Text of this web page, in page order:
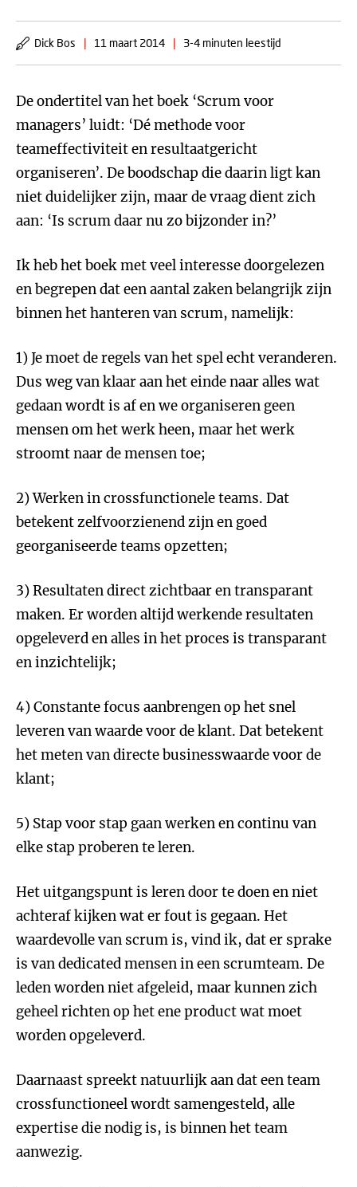
Dick Bos | 11 maart 2014 | 3-4 minuten leestijd
De ondertitel van het boek ‘Scrum voor
managers’ luidt: ‘Dé methode voor
teameffectiviteit en resultaatgericht
organiseren’. De boodschap die daarin ligt kan
niet duidelijker zijn, maar de vraag dient zich
aan: ‘Is scrum daar nu zo bijzonder in?’
Ik heb het boek met veel interesse doorgelezen
en begrepen dat een aantal zaken belangrijk zijn
binnen het hanteren van scrum, namelijk:
1) Je moet de regels van het spel echt veranderen.
Dus weg van klaar aan het einde naar alles wat
gedaan wordt is af en we organiseren geen
mensen om het werk heen, maar het werk
stroomt naar de mensen toe;
2) Werken in crossfunctionele teams. Dat
betekent zelfvoorzienend zijn en goed
georganiseerde teams opzetten;
3) Resultaten direct zichtbaar en transparant
maken. Er worden altijd werkende resultaten
opgeleverd en alles in het proces is transparant
en inzichtelijk;
4) Constante focus aanbrengen op het snel
leveren van waarde voor de klant. Dat betekent
het meten van directe businesswaarde voor de
klant;
5) Stap voor stap gaan werken en continu van
elke stap proberen te leren.
Het uitgangspunt is leren door te doen en niet
achteraf kijken wat er fout is gegaan. Het
waardevolle van scrum is, vind ik, dat er sprake
is van dedicated mensen in een scrumteam. De
leden worden niet afgeleid, maar kunnen zich
geheel richten op het ene product wat moet
worden opgeleverd.
Daarnaast spreekt natuurlijk aan dat een team
crossfunctioneel wordt samengesteld, alle
expertise die nodig is, is binnen het team
aanwezig.